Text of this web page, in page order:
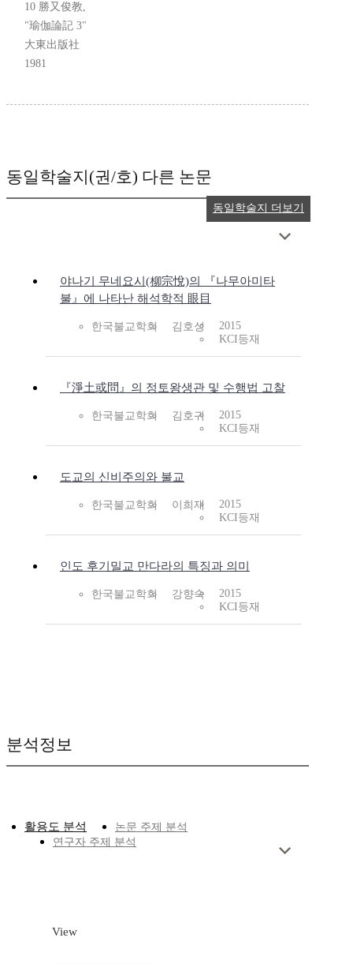
10 勝又俊教,
"瑜伽論記 3"
大東出版社
1981
동일학술지(권/호) 다른 논문
야나기 무네요시(柳宗悅)의 『나무아미타
불』에 나타난 해석학적 眼目
한국불교학회 김호성
2015
KCI등재
『淨土或問』의 정토왕생관 및 수행법 고찰
한국불교학회 김호귀
2015
KCI등재
도교의 신비주의와 불교
한국불교학회 이희재
2015
KCI등재
인도 후기밀교 만다라의 특징과 의미
한국불교학회 강향숙
2015
KCI등재
동일학술지 더보기
분석정보
활용도 분석
논문 주제 분석
연구자 주제 분석
View